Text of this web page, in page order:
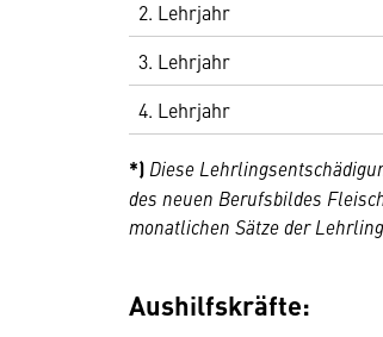
2. Lehrjahr
3. Lehrjahr
4. Lehrjahr
*) Diese
des neuen Berufsbildes
monatlichen Sätze der
Aushilfskräfte: